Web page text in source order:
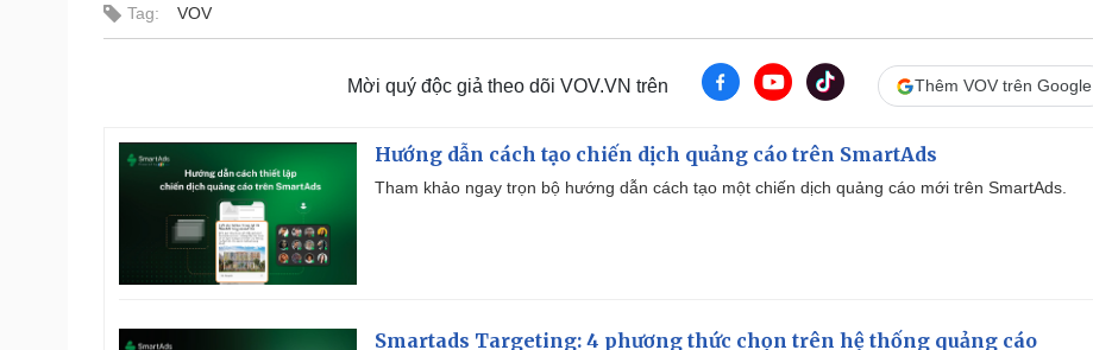
Tag: VOV
Mời quý độc giả theo dõi VOV.VN trên Thêm VOV trên Google
Hướng dẫn cách tạo chiến dịch quảng cáo trên SmartAds
Tham khảo ngay trọn bộ hướng dẫn cách tạo một chiến dịch quảng cáo mới trên SmartAds.
Smartads Targeting: 4 phương thức chọn trên hệ thống quảng cáo